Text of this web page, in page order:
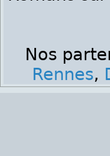
Nos
Rennes,